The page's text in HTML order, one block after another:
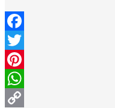
Facebook
Twitter
Pinterest
WhatsApp